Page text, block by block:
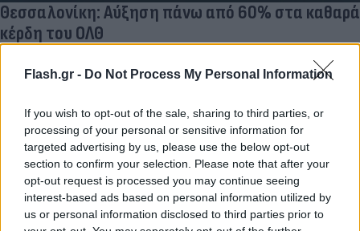
Flash.gr - Do Not Process My Personal Information
If you wish to opt-out of the sale, sharing to third parties, or
processing of your personal or sensitive information for
targeted advertising by us, please use the below opt-out
section to confirm your selection. Please note that after your
opt-out request is processed you may continue seeing
interest-based ads based on personal information utilized by
us or personal information disclosed to third parties prior to
Θεσσαλονίκη: Αύξηση πάνω από 60% στα καθαρά
κέρδη του ΟΛΘ
Θετικά τα οικονομικά στοιχεία του Οργανισμού Λιμένος
Θεσσαλονίκης για το πρώτο εξάμηνο του 2024.
26.09.2024 14:46
Ομάδα